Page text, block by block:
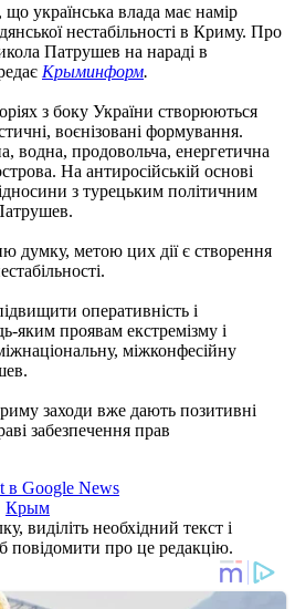
що українська влада має намір
нестабільності в Криму. Про
Патрушев на нараді в
Крыминформ.
з боку України створюються
воєнізовані формування.
водна, продовольча, енергетична
На антиросійській основі
з турецьким політичним
думку, метою цих дії є створення
оперативність і
яким проявам екстремізму і
міжконфесійну
заходи вже дають позитивні
забезпечення прав
в Google News
Крым
виділіть необхідний текст і
повідомити про це редакцію.